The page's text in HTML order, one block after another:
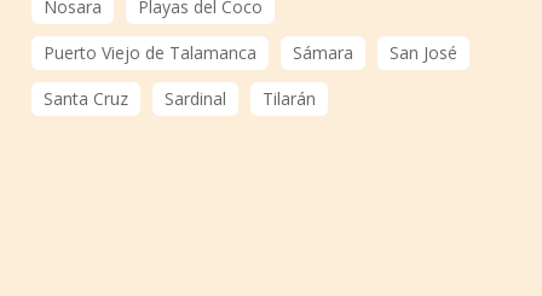
Nosara
Playas del Coco
Puerto Viejo de Talamanca
Sámara
San José
Santa Cruz
Sardinal Tilarán